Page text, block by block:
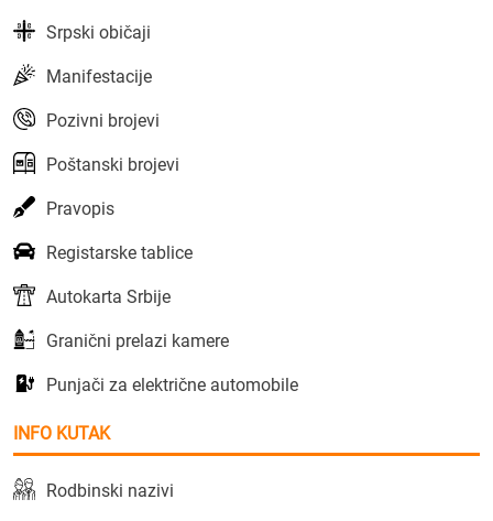
Srpski običaji
Manifestacije
Pozivni brojevi
Poštanski brojevi
Pravopis
Registarske tablice
Autokarta Srbije
Granični prelazi kamere
Punjači za električne automobile
INFO KUTAK
Rodbinski nazivi